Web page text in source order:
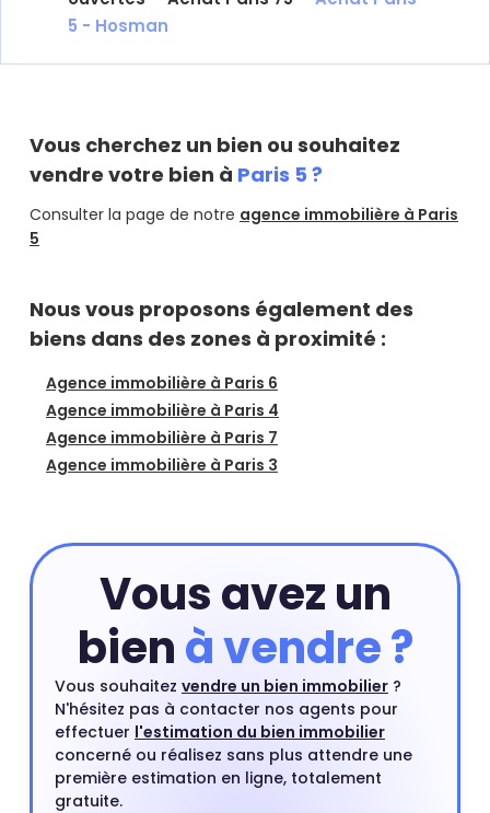
5 - Hosman
Vous cherchez un bien ou souhaitez
vendre votre bien à Paris 5 ?
Consulter la page de notre agence immobilière à Paris
5
Nous vous proposons également des
biens dans des zones à proximité :
Agence immobilière à Paris 6
Agence immobilière à Paris 4
Agence immobilière à Paris 7
Agence immobilière à Paris 3
Vous avez un
bienà vendre ?
Vous souhaitez vendre un bien immobilier ?
N'hésitez pas à contacter nos agents pour
effectuer l'estimation du bien immobilier
concerné ou réalisez sans plus attendre une
première estimation en ligne, totalement
gratuite.